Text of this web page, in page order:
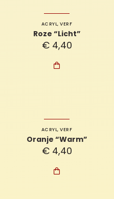
ACRYL,VERF
Roze “Licht”
€4,40

ACRYL,VERF
Oranje “Warm”
€4,40
